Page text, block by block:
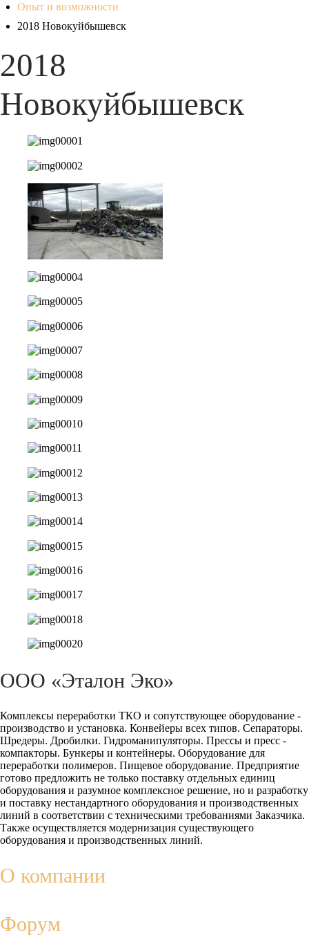
Опыт и возможности
2018 Новокуйбышевск
2018
Новокуйбышевск
ООО «Эталон Эко»
Комплексы переработки ТКО и сопутствующее оборудование -
производство и установка. Конвейеры всех типов. Сепараторы.
Шредеры. Дробилки. Гидроманипуляторы. Прессы и пресс -
компакторы. Бункеры и контейнеры. Оборудование для
переработки полимеров. Пищевое оборудование. Предприятие
готово предложить не только поставку отдельных единиц
оборудования и разумное комплексное решение, но и разработку
и поставку нестандартного оборудования и производственных
линий в соответствии с техническими требованиями Заказчика.
Также осуществляется модернизация существующего
оборудования и производственных линий.
О компании
Форум